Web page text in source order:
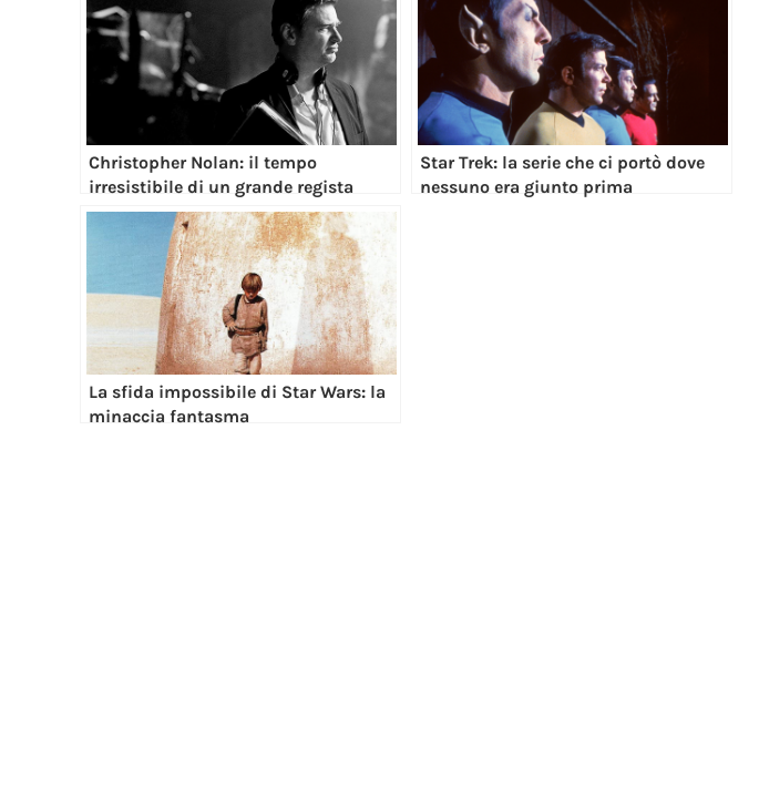
Christopher Nolan: il tempo
irresistibile di un grande regista
Star Trek: la serie che ci portò dove
nessuno era giunto prima
La sfida impossibile di Star Wars: la
minaccia fantasma